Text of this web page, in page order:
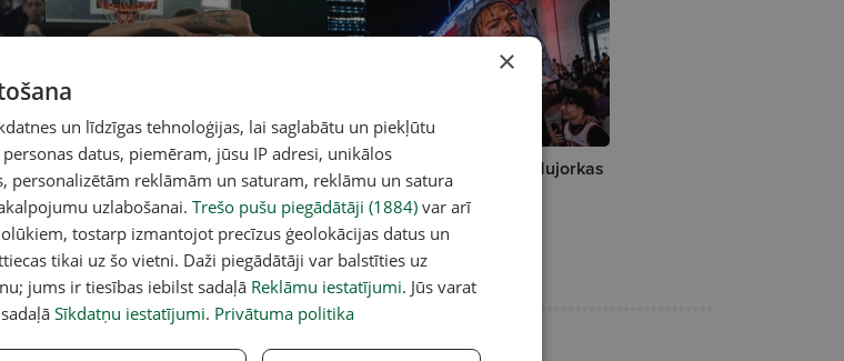
Latvijas 3x3 basketbolisti pirmo
reizi kļūst par pasaules
čempioniem
NBA čempiontitulu izcīna Ņujorkas
"Knicks"
×
un līdzīgas tehnoloģijas, lai saglabātu un piekļūtu
datus, piemēram, jūsu IP adresi, unikālos
personalizētām reklāmām un saturam, reklāmu un satura
uzlabošanai. Trešo pušu piegādātāji (1884) var arī
tostarp izmantojot precīzus ģeolokācijas datus un
tikai uz šo vietni. Daži piegādātāji var balstīties uz
jums ir tiesības iebilst sadaļā Reklāmu iestatījumi. Jūs varat
Sīkdatņu iestatījumi. Privātuma politika